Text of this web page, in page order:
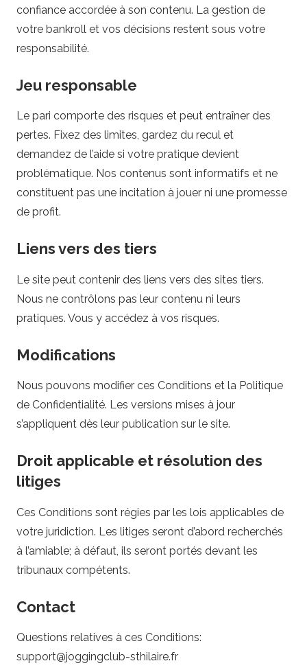
e
s
d
e
p
a
r
i
confiance accordée à son contenu. La gestion de
votre bankroll et vos décisions restent sous votre
responsabilité.
Jeu responsable
Le pari comporte des risques et peut entraîner des
pertes. Fixez des limites, gardez du recul et
demandez de l’aide si votre pratique devient
problématique. Nos contenus sont informatifs et ne
constituent pas une incitation à jouer ni une promesse
de profit.
Liens vers des tiers
Le site peut contenir des liens vers des sites tiers.
Nous ne contrôlons pas leur contenu ni leurs
pratiques. Vous y accédez à vos risques.
Modifications
Nous pouvons modifier ces Conditions et la Politique
de Confidentialité. Les versions mises à jour
s’appliquent dès leur publication sur le site.
Droit applicable et résolution des
litiges
Ces Conditions sont régies par les lois applicables de
votre juridiction. Les litiges seront d’abord recherchés
à l’amiable; à défaut, ils seront portés devant les
tribunaux compétents.
Contact
Questions relatives à ces Conditions:
support@joggingclub-sthilaire.fr